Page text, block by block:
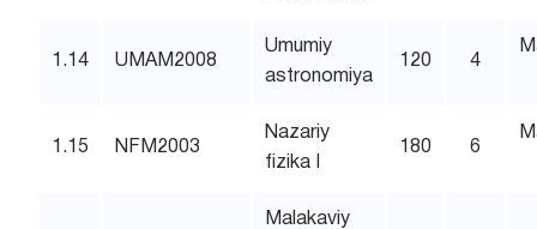
1.14 UMAM2008
Umumiy
astronomiya
120 4
1.15 NFM2003
Nazariy
fizika I
180 6
Malakaviy